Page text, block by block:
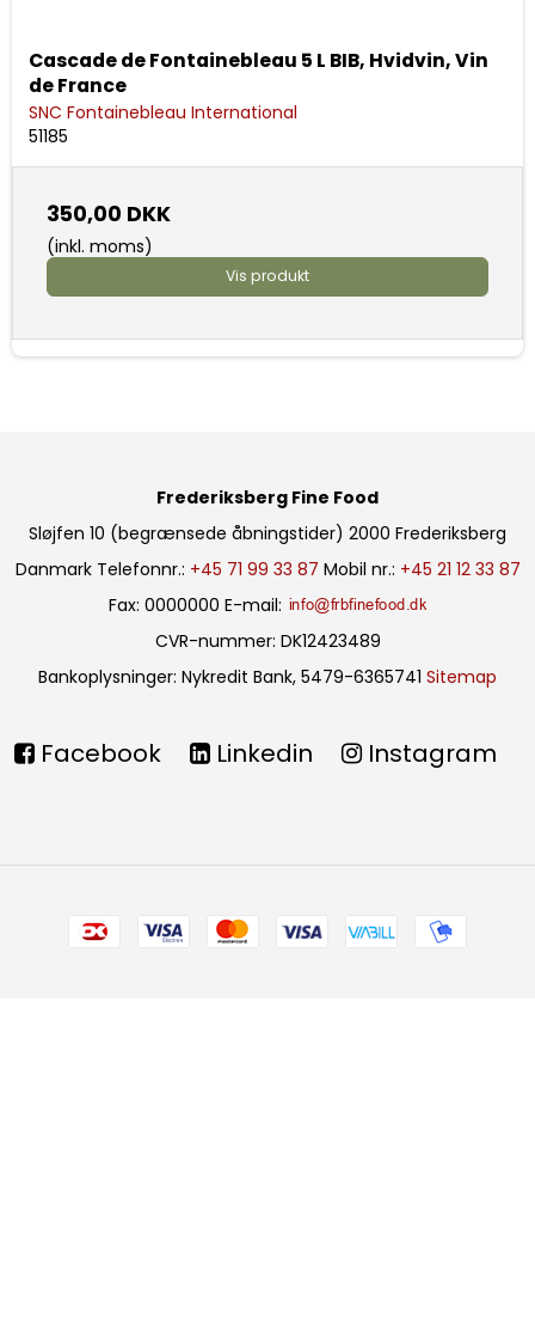
Cascade de Fontainebleau 5 L BIB, Hvidvin, Vin
de France
SNC Fontainebleau International
51185
350,00 DKK
(inkl. moms)
Vis produkt
Frederiksberg Fine Food
Sløjfen 10 (begrænsede åbningstider) 2000 Frederiksberg
Danmark Telefonnr.: +45 71 99 33 87 Mobil nr.: +45 21 12 33 87
Fax: 0000000 E-mail:
CVR-nummer: DK12423489
Bankoplysninger: Nykredit Bank, 5479-6365741 Sitemap
Facebook Linkedin Instagram